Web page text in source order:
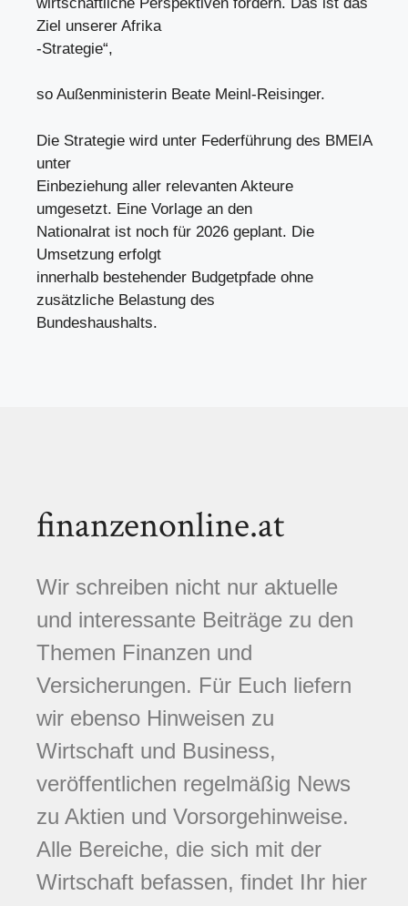
Ziel unserer Afrika
-Strategie“,
so Außenministerin Beate Meinl-Reisinger.
Die Strategie wird unter Federführung des BMEIA
unter
Einbeziehung aller relevanten Akteure
umgesetzt. Eine Vorlage an den
Nationalrat ist noch für 2026 geplant. Die
Umsetzung erfolgt
innerhalb bestehender Budgetpfade ohne
zusätzliche Belastung des
Bundeshaushalts.
finanzenonline.at
Wir schreiben nicht nur aktuelle
und interessante Beiträge zu den
Themen Finanzen und
Versicherungen. Für Euch liefern
wir ebenso Hinweisen zu
Wirtschaft und Business,
veröffentlichen regelmäßig News
zu Aktien und Vorsorgehinweise.
Alle Bereiche, die sich mit der
Wirtschaft befassen, findet Ihr hier